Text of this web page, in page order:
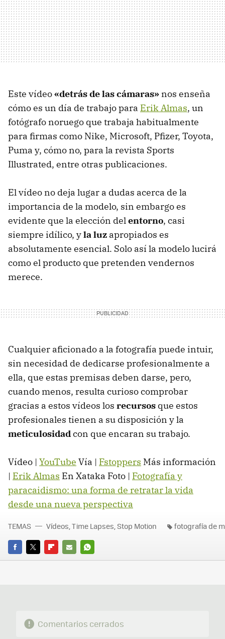
Este vídeo«detrás de las cámaras» nos enseña
cómo es un día de trabajo para Erik Almas, un
fotógrafo noruego que trabaja habitualmente
para firmas como Nike, Microsoft, Pfizer, Toyota,
Puma y, cómo no, para la revista Sports
Illustrated, entre otras publicaciones.
El vídeo no deja lugar a dudas acerca de la
importancia de la modelo, sin embargo es
evidente que la elección delentorno, casi
siempre idílico, yla luz apropiados es
absolutamente esencial. Solo así la modelo lucirá
como el producto que pretenden vendernos
merece.
Cualquier aficionado a la fotografía puede intuir,
sin necesidad de dedicarse profesionalmente a
ella, que estas premisas deben darse, pero,
cuando menos, resulta curioso comprobar
gracias a estos vídeos los recursos que estos
profesionales tienen a su disposición y la
meticulosidadcon que encaran su trabajo.
Vídeo | YouTube Vía | Fstoppers Más información
| Erik Almas En Xataka Foto | Fotografía y
paracaidismo: una forma de retratar la vida
desde una nueva perspectiva
FACEBOOK
TWITTERFLIPBOARD
E-
WHATSAPP
TEMAS Vídeos, Time Lapses, Stop Motion fotografía de
Comentarios cerrados